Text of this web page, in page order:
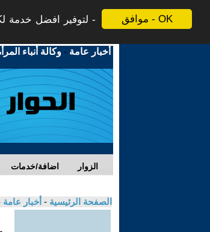
موافق - OK
لتوفير افضل خدمة
أخبار عامة -وكالة أنباء
اضافة/خدمات الزوار
الصفحة الرئيسية - أخبار عامة